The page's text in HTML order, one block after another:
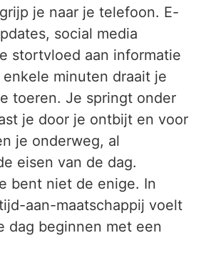
je naar je telefoon. E-
social media
stortvloed aan informatie
minuten draait je
toeren. Je springt onder
je door je ontbijt en voor
je onderweg, al
eisen van de dag.
bent niet de enige. In
aan-maatschappij voelt
dag beginnen met een